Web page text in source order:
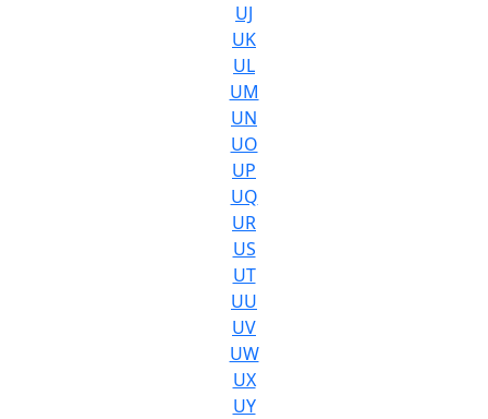
UJ
UK
UL
UM
UN
UO
UP
UQ
UR
US
UT
UU
UV
UW
UX
UY